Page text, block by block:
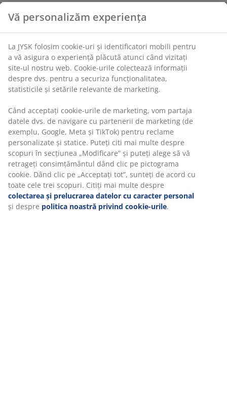
Vă personalizăm experiența
La JYSK folosim cookie-uri și identificatori mobili pentru
a vă asigura o experiență plăcută atunci când vizitați
site-ul nostru web. Cookie-urile colectează informații
despre dvs. pentru a securiza funcționalitatea,
statisticile și setările relevante de marketing.
Când acceptați cookie-urile de marketing, vom partaja
datele dvs. de navigare cu partenerii de marketing (de
exemplu, Google, Meta și TikTok) pentru reclame
personalizate și statice. Puteți citi mai multe despre
scopuri în secțiunea „Modificare” și puteți alege să vă
retrageți consimțământul dând clic pe pictograma
cookie. Dând clic pe „Acceptați tot”, sunteți de acord cu
toate cele trei scopuri. Citiți mai multe despre
colectarea și prelucrarea datelor cu caracter personal
și despre politica noastră privind cookie-urile.